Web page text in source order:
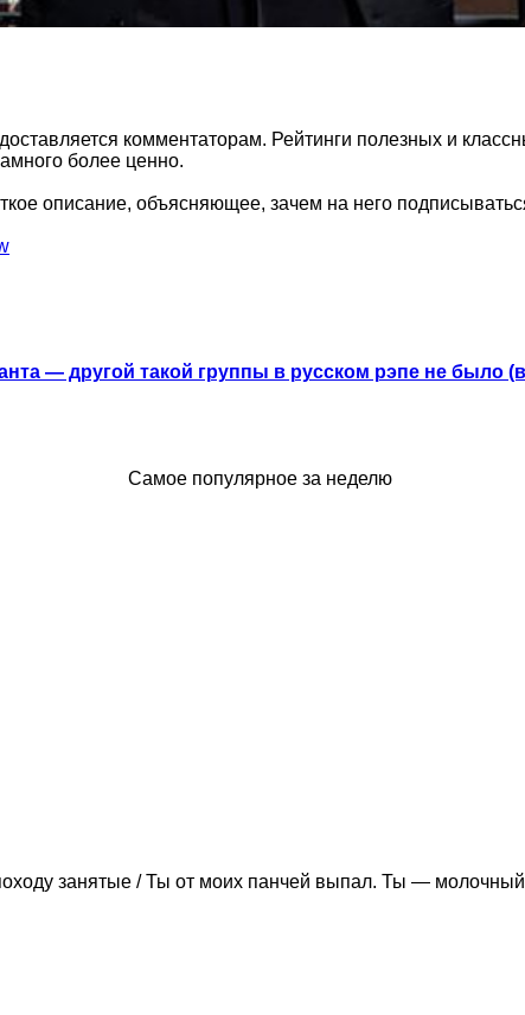
комментаторам. Рейтинги полезных и
более ценно.
описание, объясняющее, зачем на него
— другой такой группы в русском рэпе не было
Самое популярное за неделю
занятые / Ты от моих панчей выпал. Ты —